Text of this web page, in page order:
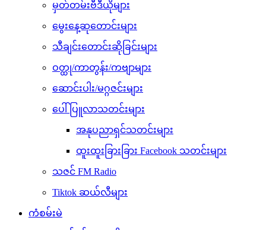
မှတ်တမ်းဗီဒီယိုများ
မွေးနေ့ဆုတောင်းများ
သီချင်းတောင်းဆိုခြင်းများ
ဝတ္ထု/ကာတွန်း/ကဗျာများ
ဆောင်းပါး/မဂ္ဂဇင်းများ
ပေါ်ပြူလာသတင်းများ
အနုပညာရှင်သတင်းများ
ထူးထူးခြားခြား Facebook သတင်းများ
သဇင် FM Radio
Tiktok ဆယ်လီများ
ကံစမ်းမဲ